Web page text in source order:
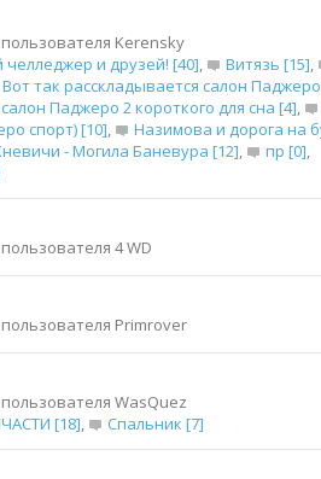
Kerensky
и друзей! [40], Витязь [15],
Вот так расскладывается салон Паджеро
Паджеро 2 короткого для сна [4],
спорт) [10], Назимова и дорога на
- Могила Баневура [12], пр [0],
4 WD
Primrover
WasQuez
[18], Спальник [7]